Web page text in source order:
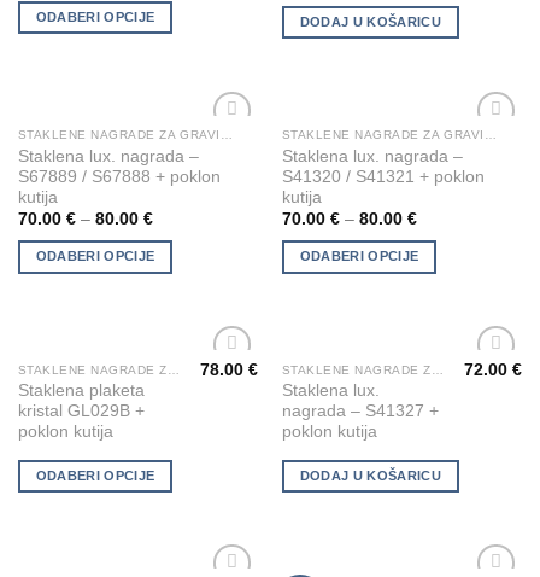
page
ODABERI OPCIJE
variants.
chosen
on
the
product
page
DODAJ U KOŠARICU
STAKLENE NAGRADE ZA GRAVIRANJE
Staklena lux. nagrada –
S67889 / S67888 + poklon
kutija
70.00 €– 80.00 €
ODABERI OPCIJE
This
product
has
multiple
variants.
The
chosen
on
the
product
page
STAKLENE NAGRADE ZA GRAVIRANJE
Staklena lux. nagrada –
S41320 / S41321 + poklon
kutija
70.00 €– 80.00 €
ODABERI OPCIJE
This
product
has
multiple
variants.
The
chosen
on
the
product
page
Staklena plaketa
kristal GL029B +
poklon kutija
78.00€
ODABERI OPCIJE
This
product
has
variants.
Staklena lux.
nagrada – S41327 +
poklon kutija
72.00€
DODAJ U KOŠARICU